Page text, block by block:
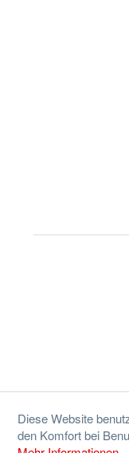
Diese Website
den Komfort bei